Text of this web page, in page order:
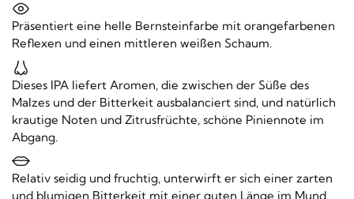
Präsentiert eine helle Bernsteinfarbe mit orangefarbenen
Reflexen und einen mittleren weißen Schaum.
Dieses IPA liefert Aromen, die zwischen der Süße des
Malzes und der Bitterkeit ausbalanciert sind, und natürlich
krautige Noten und Zitrusfrüchte, schöne Piniennote im
Abgang.
Relativ seidig und fruchtig, unterwirft er sich einer zarten
und blumigen Bitterkeit mit einer guten Länge im Mund.